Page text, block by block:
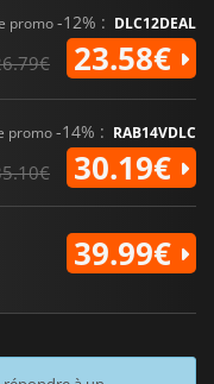
promo-12% : DLC12DEAL
23.58€
promo-14% : RAB14VDLC
30.19€
39.99€